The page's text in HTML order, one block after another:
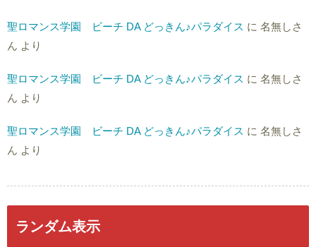
聖ロマンス学園 ビーチ DA どっきん♪パラダイス に 名無しさ
ん より
聖ロマンス学園 ビーチ DA どっきん♪パラダイス に 名無しさ
ん より
聖ロマンス学園 ビーチ DA どっきん♪パラダイス に 名無しさ
ん より
ランダム表示